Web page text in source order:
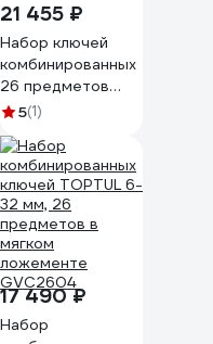
21 455 ₽
Набор ключей
комбинированных
26 предметов
AIST 0010226A
5(1)
17 490 ₽
Набор